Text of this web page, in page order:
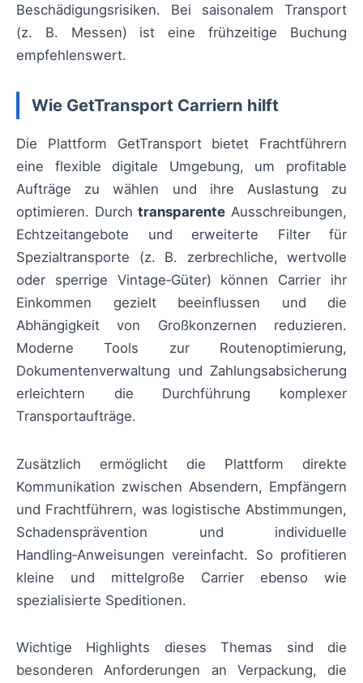
Beschädigungsrisiken. Bei saisonalem Transport
(z. B. Messen) ist eine frühzeitige Buchung
empfehlenswert.
Wie GetTransport Carriern hilft
Die Plattform GetTransport bietet Frachtführern
eine flexible digitale Umgebung, um profitable
Aufträge zu wählen und ihre Auslastung zu
optimieren. Durchtransparente Ausschreibungen,
Echtzeitangebote und erweiterte Filter für
Spezialtransporte (z. B. zerbrechliche, wertvolle
oder sperrige Vintage‑Güter) können Carrier ihr
Einkommen gezielt beeinflussen und die
Abhängigkeit von Großkonzernen reduzieren.
Moderne Tools zur Routenoptimierung,
Dokumentenverwaltung und Zahlungsabsicherung
erleichtern die Durchführung komplexer
Transportaufträge.
Zusätzlich ermöglicht die Plattform direkte
Kommunikation zwischen Absendern, Empfängern
und Frachtführern, was logistische Abstimmungen,
Schadensprävention und individuelle
Handling‑Anweisungen vereinfacht. So profitieren
kleine und mittelgroße Carrier ebenso wie
spezialisierte Speditionen.
Wichtige Highlights dieses Themas sind die
besonderen Anforderungen an Verpackung, die